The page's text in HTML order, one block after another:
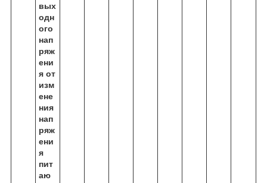
вых
одн
ого
нап
ряж
ени
я от
изм
ене
ния
нап
ряж
ени
я
пит
аю